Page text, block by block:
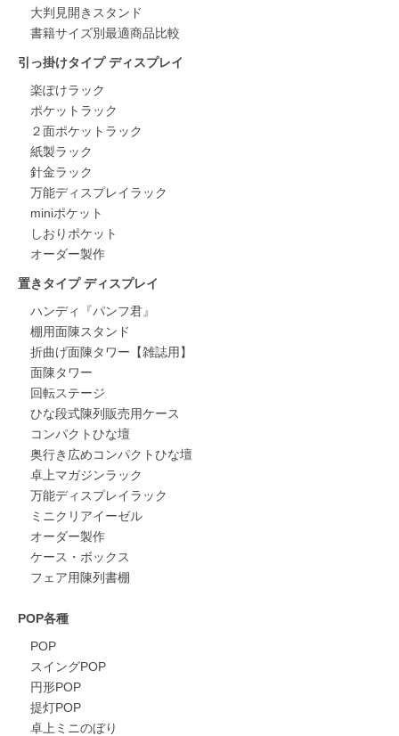
大判見開きスタンド
書籍サイズ別最適商品比較
引っ掛けタイプ ディスプレイ
楽ぽけラック
ポケットラック
２面ポケットラック
紙製ラック
針金ラック
万能ディスプレイラック
miniポケット
しおりポケット
オーダー製作
置きタイプ ディスプレイ
ハンディ『パンフ君』
棚用面陳スタンド
折曲げ面陳タワー【雑誌用】
面陳タワー
回転ステージ
ひな段式陳列販売用ケース
コンパクトひな壇
奥行き広めコンパクトひな壇
卓上マガジンラック
万能ディスプレイラック
ミニクリアイーゼル
オーダー製作
ケース・ボックス
フェア用陳列書棚
POP各種
POP
スイングPOP
円形POP
提灯POP
卓上ミニのぼり